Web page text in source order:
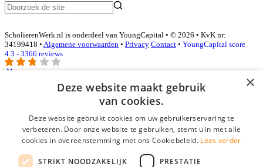
ScholierenWerk.nl is onderdeel van YoungCapital • © 2026 • KvK nr:
34199418 • Algemene voorwaarden • Privacy Contact • YoungCapital score
4.3 - 3366 reviews
Inloggen als bedrijf
E-mail*
Wachtwoord
login gegevens onthouden
×
Deze website maakt gebruik
van cookies.
Deze website gebruikt cookies om uw gebruikerservaring te
verbeteren. Door onze website te gebruiken, stemt u in met alle
cookies in overeenstemming met ons Cookiebeleid. Lees verder
STRIKT NOODZAKELIJK PRESTATIE